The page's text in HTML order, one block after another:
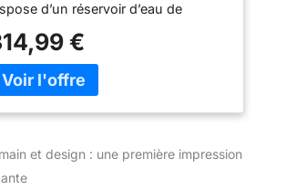
à 2 Vitesses Mode
avec Minuterie(50L- 100
WiFi)
d’un réservoir d’eau de
déshumidification efficace lui
de déshumidifier 50 L par jour.
déshumidificateur s’arrête
accidents. ★SYSTÈME DE
DOUBLE★Avec la
€
et design : une première impression